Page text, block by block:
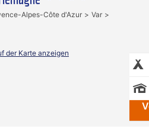
Alpes-Côte d'Azur
Var
der Karte anzeigen